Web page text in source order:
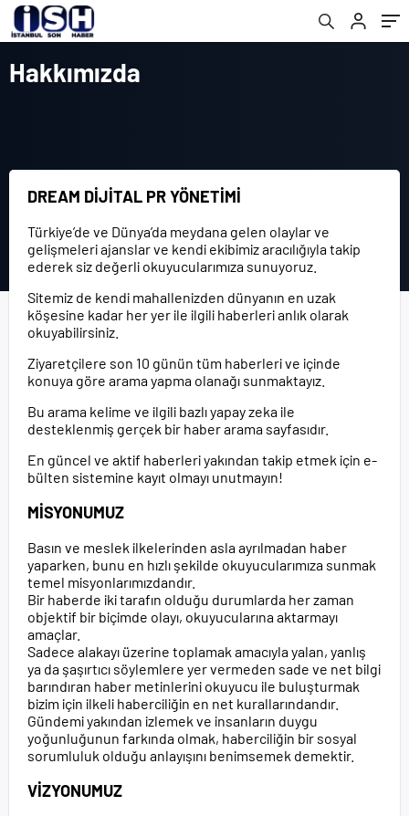
Hakkımızda
DREAM DİJİTAL PR YÖNETİMİ
Türkiye’de ve Dünya’da meydana gelen olaylar ve
gelişmeleri ajanslar ve kendi ekibimiz aracılığıyla takip
ederek siz değerli okuyucularımıza sunuyoruz.
Sitemiz de kendi mahallenizden dünyanın en uzak
köşesine kadar her yer ile ilgili haberleri anlık olarak
okuyabilirsiniz.
Ziyaretçilere son 10 günün tüm haberleri ve içinde
konuya göre arama yapma olanağı sunmaktayız.
Bu arama kelime ve ilgili bazlı yapay zeka ile
desteklenmiş gerçek bir haber arama sayfasıdır.
En güncel ve aktif haberleri yakından takip etmek için e-
bülten sistemine kayıt olmayı unutmayın!
MİSYONUMUZ
Basın ve meslek ilkelerinden asla ayrılmadan haber
yaparken, bunu en hızlı şekilde okuyucularımıza sunmak
temel misyonlarımızdandır.
Bir haberde iki tarafın olduğu durumlarda her zaman
objektif bir biçimde olayı, okuyucularına aktarmayı
amaçlar.
Sadece alakayı üzerine toplamak amacıyla yalan, yanlış
ya da şaşırtıcı söylemlere yer vermeden sade ve net bilgi
barındıran haber metinlerini okuyucu ile buluşturmak
bizim için ilkeli haberciliğin en net kurallarındandır.
Gündemi yakından izlemek ve insanların duygu
yoğunluğunun farkında olmak, haberciliğin bir sosyal
sorumluluk olduğu anlayışını benimsemek demektir.
VİZYONUMUZ